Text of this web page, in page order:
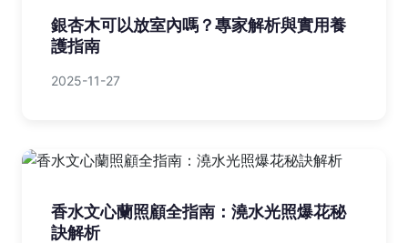
銀杏木可以放室內嗎？專家解析與實用養
護指南
2025-11-27
香水文心蘭照顧全指南：澆水光照爆花秘
訣解析